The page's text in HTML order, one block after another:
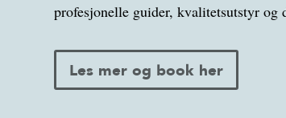
profesjonelle guider, kvalitetsutstyr og
Les mer og book her